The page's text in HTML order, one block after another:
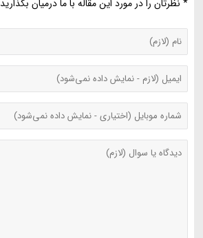
* نظرتان را در مورد این مقاله با ما درمیان بگذارید